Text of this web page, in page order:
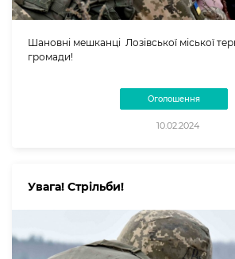
Шановні мешканці Лозівської міської
громади!
Оголошення
10.02.2024
Увага! Стрільби!